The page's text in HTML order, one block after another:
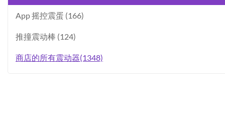
App 摇控震蛋 (166)
推撞震动棒 (124)
商店的所有震动器(1348)